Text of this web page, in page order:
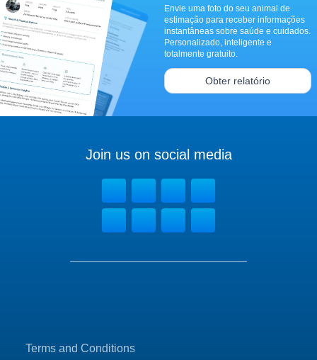
Envie uma foto do seu animal de
estimação para receber informações
instantâneas sobre saúde e cuidados.
Personalizado, inteligente e
totalmente gratuito.
Obter relatório
Terms and Conditions
Join us on social media